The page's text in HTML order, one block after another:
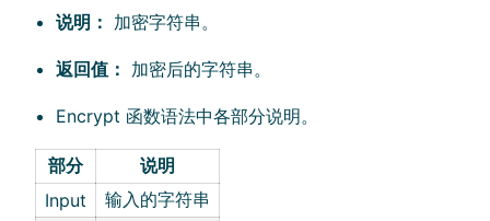
说明： 加密字符串。
返回值： 加密后的字符串。
Encrypt 函数语法中各部分说明。
部分
说明
Input
输入的字符串